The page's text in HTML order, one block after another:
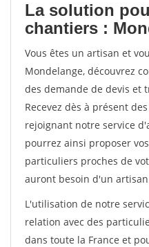
La solution
chantiers :
Vous êtes un artisan et
Mondelange, découvrez
des demande de devis et
Recevez dès à présent
rejoignant notre service
pourrez ainsi proposer
particuliers proches de
auront besoin d'un
L'utilisation de notre
relation avec des
dans toute la France et